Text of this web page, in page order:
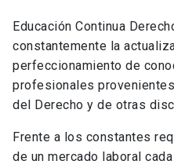
Educación Continua
constantemente la
perfeccionamiento de
profesionales
del Derecho y de otras
Frente a los constantes
de un mercado laboral